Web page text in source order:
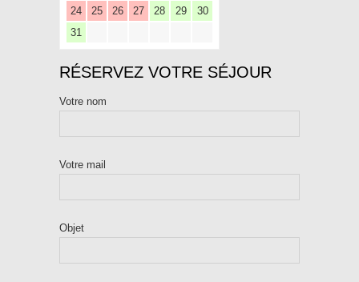
24
25 26 27 28 29
30
31
RÉSERVEZ VOTRE SÉJOUR
Votre nom
Votre mail
Objet